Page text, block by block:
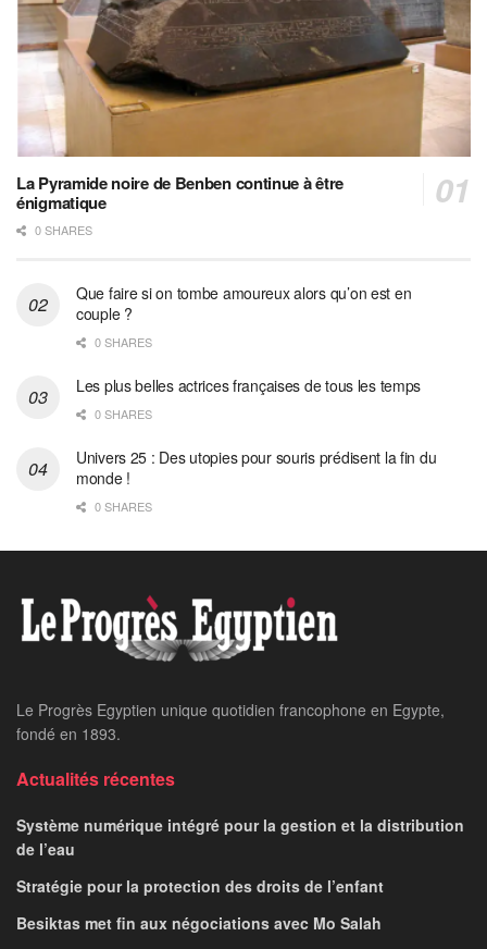
La Pyramide noire de Benben continue à être
énigmatique
0 SHARES
Que faire si on tombe amoureux alors qu’on est en
couple ?
0 SHARES
Les plus belles actrices françaises de tous les temps
0 SHARES
Univers 25 : Des utopies pour souris prédisent la fin du
monde !
0 SHARES
Le Progrès Egyptien unique quotidien francophone en Egypte,
fondé en 1893.
Actualités récentes
Système numérique intégré pour la gestion et la distribution
de l’eau
Stratégie pour la protection des droits de l’enfant
Besiktas met fin aux négociations avec Mo Salah